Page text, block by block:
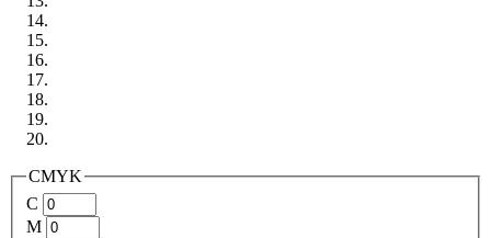
CMYK
C
M